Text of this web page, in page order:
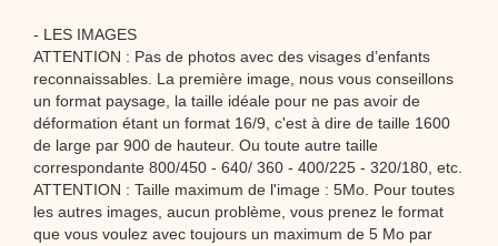
- LES IMAGES
ATTENTION : Pas de photos avec des visages d’enfants
reconnaissables. La première image, nous vous conseillons
un format paysage, la taille idéale pour ne pas avoir de
déformation étant un format 16/9, c'est à dire de taille 1600
de large par 900 de hauteur. Ou toute autre taille
correspondante 800/450 - 640/ 360 - 400/225 - 320/180, etc.
ATTENTION : Taille maximum de l'image : 5Mo. Pour toutes
les autres images, aucun problème, vous prenez le format
que vous voulez avec toujours un maximum de 5 Mo par